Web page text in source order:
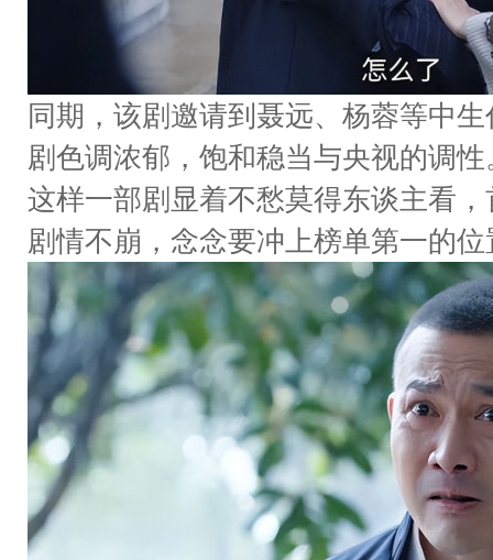
同期，该剧邀请到聂远、杨蓉等中
剧色调浓郁，饱和稳当与央视的调性
这样一部剧显着不愁莫得东谈主看
剧情不崩，念念要冲上榜单第一的